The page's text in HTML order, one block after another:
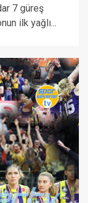
7 güreş
ilk yağlı...